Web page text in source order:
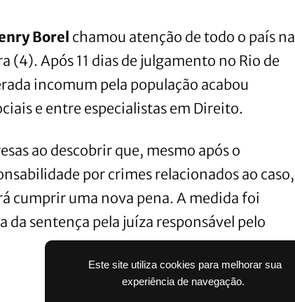
Este site utiliza cookies para melhorar sua
experiência de navegação.
Borel chamou atenção de todo o país na
Após 11 dias de julgamento no Rio de
incomum pela população acabou
e entre especialistas em Direito.
ao descobrir que, mesmo após o
por crimes relacionados ao caso,
cumprir uma nova pena. A medida foi
sentença pela juíza responsável pelo